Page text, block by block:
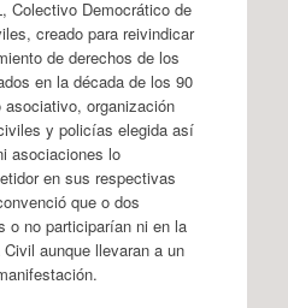
Colectivo Democrático de
creado para reivindicar
de derechos de los
en la década de los 90
organización
y policías elegida así
asociaciones lo
en sus respectivas
que o dos
o no participarían ni en la
aunque llevaran a un